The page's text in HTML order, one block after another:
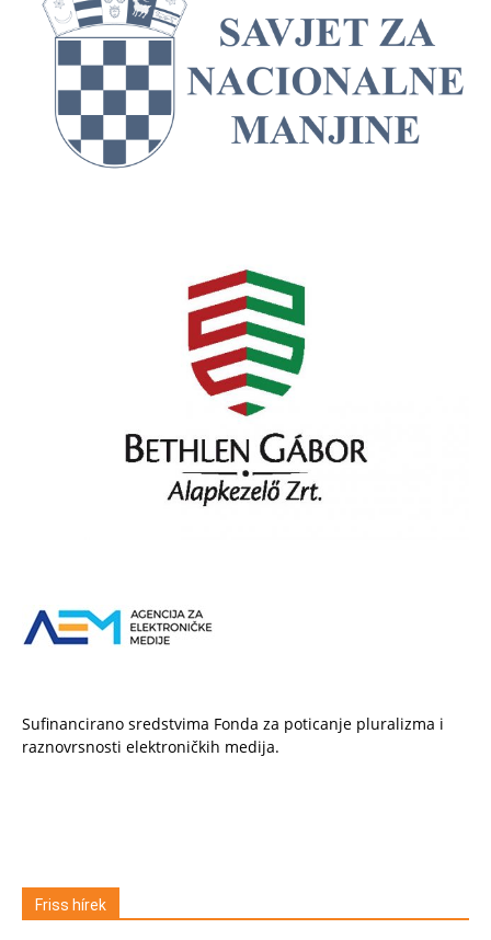
Sufinancirano sredstvima Fonda za poticanje pluralizma i
raznovrsnosti elektroničkih medija.
Friss hírek